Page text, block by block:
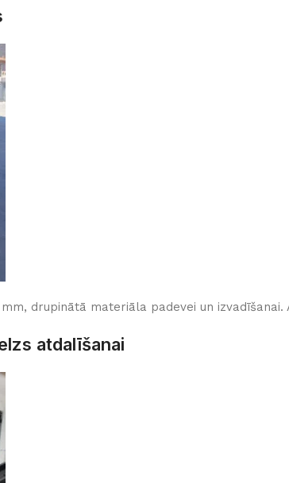
drupinātā materiāla padevei un
atdalīšanai